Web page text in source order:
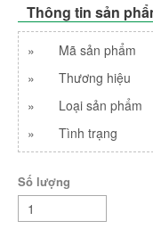
Thông tin sản
» Mã sản phẩm
»
Thương hiệu
»
Loại sản phẩm
»
Tình trạng
Số lượng